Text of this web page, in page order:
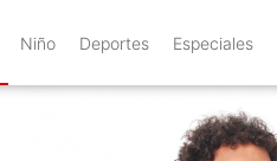
Niño Deportes Especiales